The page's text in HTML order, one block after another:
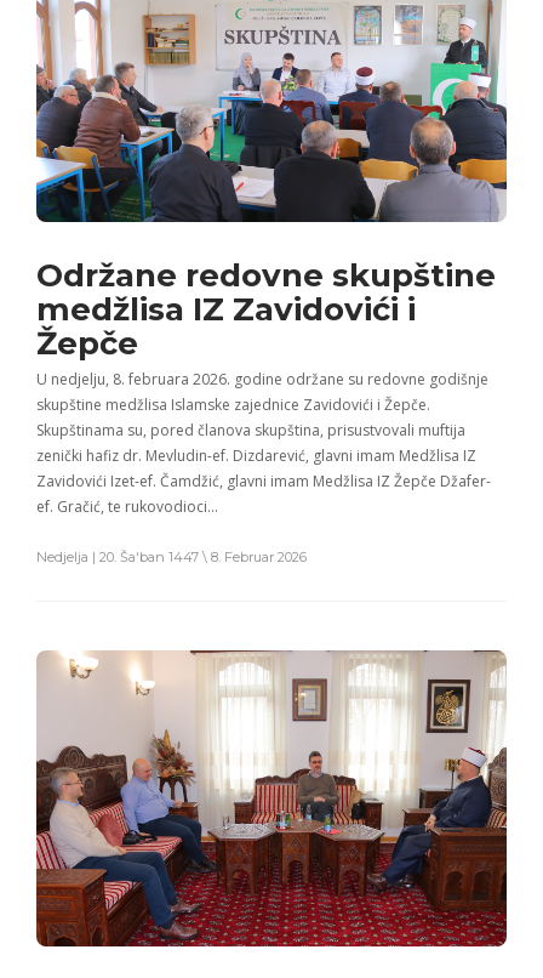
Održane redovne skupštine
medžlisa IZ Zavidovići i
Žepče
U nedjelju, 8. februara 2026. godine održane su redovne godišnje
skupštine medžlisa Islamske zajednice Zavidovići i Žepče.
Skupštinama su, pored članova skupština, prisustvovali muftija
zenički hafiz dr. Mevludin-ef. Dizdarević, glavni imam Medžlisa IZ
Zavidovići Izet-ef. Čamdžić, glavni imam Medžlisa IZ Žepče Džafer-
ef. Gračić, te rukovodioci…
Nedjelja | 20. Ša'ban 1447 \ 8. Februar 2026